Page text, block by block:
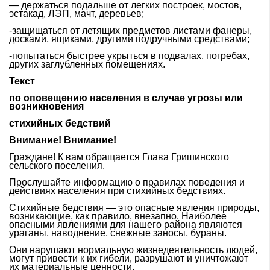
— держаться подальше от легких построек, мостов,
эстакад, ЛЭП, мачт, деревьев;
-защищаться от летящих предметов листами фанеры,
досками, ящиками, другими подручными средствами;
-попытаться быстрее укрыться в подвалах, погребах,
других заглубленных помещениях.
Текст
по оповещению населения в случае угрозы или
возникновения
стихийных бедствий
Внимание! Внимание!
Граждане! К вам обращается Глава Гришинского
сельского поселения.
Прослушайте информацию о правилах поведения и
действиях населения при стихийных бедствиях.
Стихийные бедствия — это опасные явления природы,
возникающие, как правило, внезапно. Наиболее
опасными явлениями для нашего района являются
ураганы, наводнение, снежные заносы, бураны.
Они нарушают нормальную жизнедеятельность людей,
могут привести к их гибели, разрушают и уничтожают
их материальные ценности.